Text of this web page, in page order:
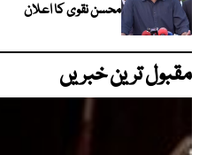
محسن نقوی کا اعلان
مقبول ترین خبریں